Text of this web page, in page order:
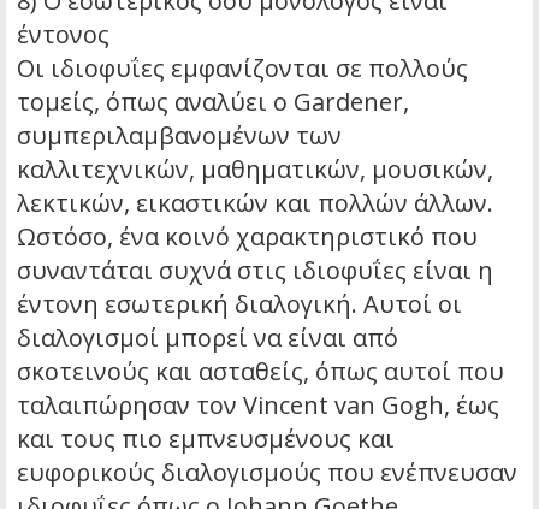
έντονος
Οι ιδιοφυΐες εμφανίζονται σε πολλούς
τομείς, όπως αναλύει ο Gardener,
συμπεριλαμβανομένων των
καλλιτεχνικών, μαθηματικών, μουσικών,
λεκτικών, εικαστικών και πολλών άλλων.
Ωστόσο, ένα κοινό χαρακτηριστικό που
συναντάται συχνά στις ιδιοφυΐες είναι η
έντονη εσωτερική διαλογική. Αυτοί οι
διαλογισμοί μπορεί να είναι από
σκοτεινούς και ασταθείς, όπως αυτοί που
ταλαιπώρησαν τον Vincent van Gogh, έως
και τους πιο εμπνευσμένους και
ευφορικούς διαλογισμούς που ενέπνευσαν